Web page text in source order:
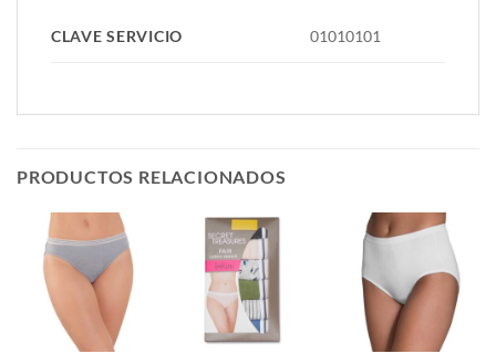
CLAVE SERVICIO 01010101
PRODUCTOS RELACIONADOS